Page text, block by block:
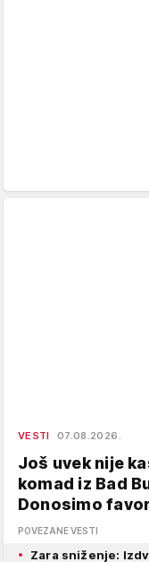
VESTI 07.08.2026.
Još uvek nije
komad iz Bad
Donosimo
POVEZANE VESTI
Zara sniženje: